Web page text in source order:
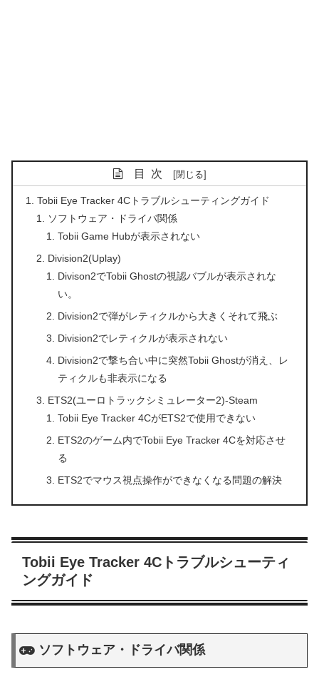
目次
Tobii Eye Tracker 4Cトラブルシューティングガイド
ソフトウェア・ドライバ関係
Tobii Game Hubが表示されない
Division2(Uplay)
Divison2でTobii Ghostの視認バブルが表示されな
い。
Division2で弾がレティクルから大きくそれて飛ぶ
Division2でレティクルが表示されない
Division2で撃ち合い中に突然Tobii Ghostが消え、レ
ティクルも非表示になる
ETS2(ユーロトラックシミュレーター2)-Steam
Tobii Eye Tracker 4CがETS2で使用できない
ETS2のゲーム内でTobii Eye Tracker 4Cを対応させ
る
ETS2でマウス視点操作ができなくなる問題の解決
Tobii Eye Tracker 4Cトラブルシューティ
ングガイド
ソフトウェア・ドライバ関係